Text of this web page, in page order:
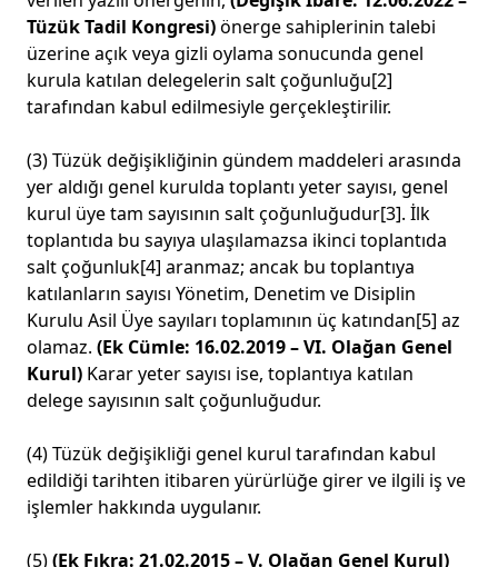
Tüzük Tadil Kongresi)önerge sahiplerinin talebi
üzerine açık veya gizli oylama sonucunda genel
kurula katılan delegelerin salt çoğunluğu[2]
tarafından kabul edilmesiyle gerçekleştirilir.
(3) Tüzük değişikliğinin gündem maddeleri arasında
yer aldığı genel kurulda toplantı yeter sayısı, genel
kurul üye tam sayısının salt çoğunluğudur[3]. İlk
toplantıda bu sayıya ulaşılamazsa ikinci toplantıda
salt çoğunluk[4] aranmaz; ancak bu toplantıya
katılanların sayısı Yönetim, Denetim ve Disiplin
Kurulu Asil Üye sayıları toplamının üç katından[5] az
olamaz. (Ek Cümle: 16.02.2019 – VI. Olağan Genel
Kurul) Karar yeter sayısı ise, toplantıya katılan
delege sayısının salt çoğunluğudur.
(4) Tüzük değişikliği genel kurul tarafından kabul
edildiği tarihten itibaren yürürlüğe girer ve ilgili iş ve
işlemler hakkında uygulanır.
(5)(Ek Fıkra: 21.02.2015 – V. Olağan Genel Kurul)